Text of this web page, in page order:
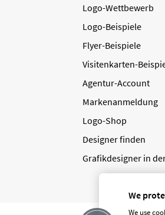
Logo-Wettbewerb
Logo-Beispiele
Flyer-Beispiele
Visitenkarten-
Agentur-Account
Markenanmeldung
Logo-Shop
Designer finden
Grafikdesigner in
We
We use